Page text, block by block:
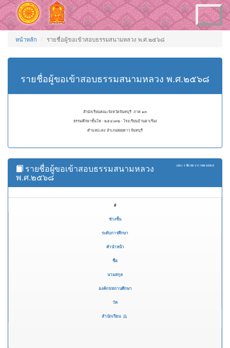
Toggle
navigation
หน้าหลัก รายชื่อผู้ขอเข้าสอบธรรมสนามหลวง พ.ศ.๒๕๖๘
รายชื่อผู้ขอเข้าสอบธรรมสนามหลวง พ.ศ.๒๕๖๘
สำนักเรียนคณะจังหวัดจันทบุรี ภาค ๑๓
ธรรมศึกษาชั้นโท - ๒๕๔๐๓๒ - โรงเรียนบ้านตาเรือง
ตำบลปะตง อำเภอสอยดาว จันทบุรี
แสดง 1 ถึง 50 จาก 149 ผลลัพธ์
รายชื่อผู้ขอเข้าสอบธรรมสนามหลวง
พ.ศ.๒๕๖๘
#
ช่วงชั้น
ระดับการศึกษา
คำนำหน้า
ชื่อ
นามสกุล
องค์กร/สถานศึกษา
วัด
สำนักเรียน